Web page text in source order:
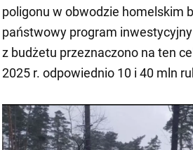
poligonu w obwodzie homelskim
państwowy program
z budżetu przeznaczono na ten
2025 r. odpowiednio 10 i 40 mln